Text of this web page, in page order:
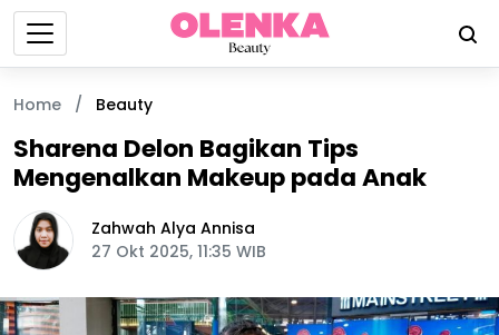
Home / Beauty
Sharena Delon Bagikan Tips
Mengenalkan Makeup pada Anak
Zahwah Alya Annisa
27 Okt 2025, 11:35 WIB